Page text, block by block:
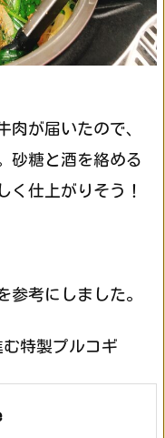
肉が届いたので、
砂糖と酒を絡める
く仕上がりそう！
参考にしました。
特製プルコギ